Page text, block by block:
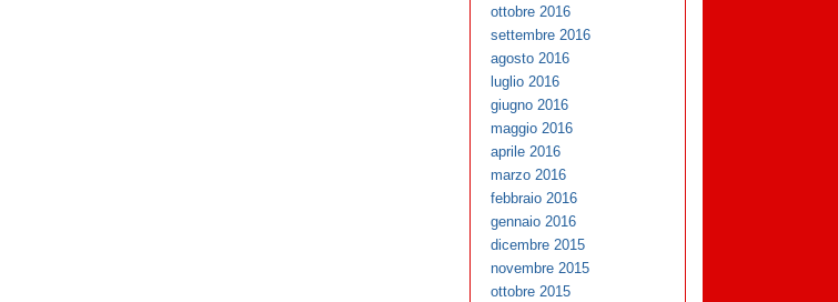
ottobre 2016
settembre 2016
agosto 2016
luglio 2016
giugno 2016
maggio 2016
aprile 2016
marzo 2016
febbraio 2016
gennaio 2016
dicembre 2015
novembre 2015
ottobre 2015